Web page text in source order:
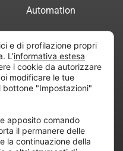
Automation
Servizi di
Consulenza
Certificata
di “Project
e di profilazione propri
L’informativa estesa
i cookie da autorizzare
modificare le tue
bottone "Impostazioni"
apposito comando
il permanere delle
la continuazione della